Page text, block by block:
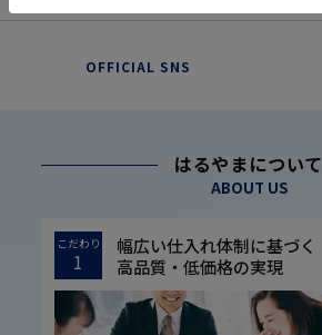
OFFICIAL SNS
はるやまについて
ABOUT US
こだわり
1
幅広い仕入れ体制に基づく
高品質・低価格の実現